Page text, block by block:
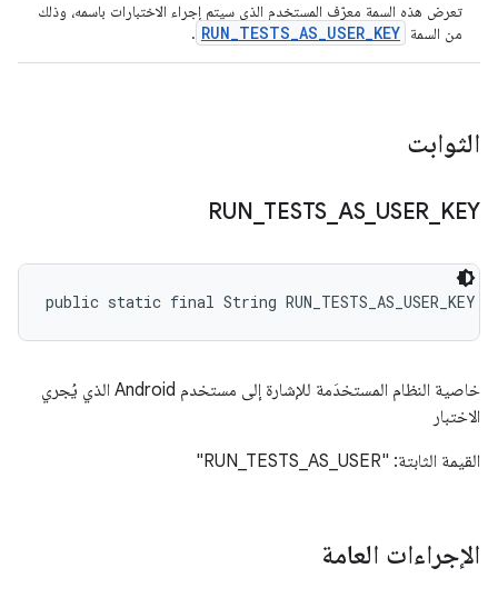
تعرض هذه السمة معرّف المستخدم الذي سيتم إجراء الاختبارات باسمه، وذلك
من السمة RUN_TESTS_AS_USER_KEY
.
الثوابت
RUN TESTS AS_ USER KEY
public static final String RUN_TESTS_AS_USER_KEY
خاصية النظام المستخدَمة للإشارة إلى مستخدم Android الذي يُجري
الاختبار
القيمة الثابتة: "RUN_TESTS_AS_USER"
الإجراءات العامة